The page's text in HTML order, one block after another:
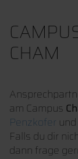
CHAM
am Campus
Penzkofer und
Falls du dir
dann frage